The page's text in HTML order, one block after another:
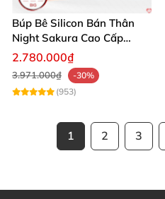
Búp Bê Silicon Bán Thân
Night Sakura Cao Cấp
Rung Đa Chức Năng
2.780.000₫
3.971.000₫
-30%
(953)
1 2 3